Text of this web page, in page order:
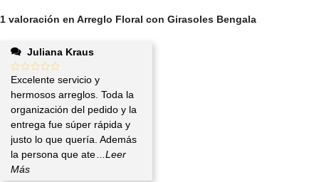
1 valoración en Arreglo Floral con Girasoles Bengala
Juliana Kraus
Excelente servicio y
hermosos arreglos. Toda la
organización del pedido y la
entrega fue súper rápida y
justo lo que quería. Además
la persona que ate
...Leer
Más